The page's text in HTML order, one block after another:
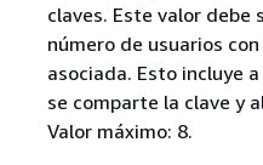
claves. Este valor debe
número de usuarios
asociada. Esto incluye
se comparte la clave y
Valor máximo: 8.